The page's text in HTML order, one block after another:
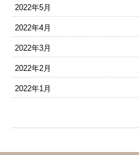
2022年5月
2022年4月
2022年3月
2022年2月
2022年1月